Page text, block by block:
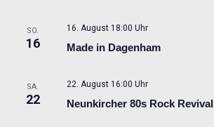
SO.
16 Made in Dagenham
16. August 18:00 Uhr
SA.
22 Neunkircher 80s Rock Revival
22. August 16:00 Uhr